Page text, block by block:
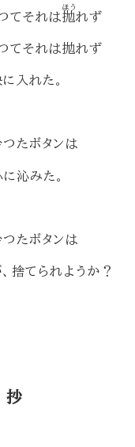
それは抛
ほう
れず
それは抛れず
入れた。
たボタンは
に沁みた。
たボタンは
捨てられようか？
抄